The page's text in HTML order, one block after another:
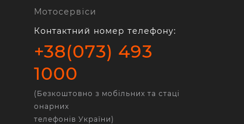
Мотосервіси
Контактний номер телефону:
+38(073) 493
1000
(Безкоштовно з мобільних та стаці
онарних
телефонів України)